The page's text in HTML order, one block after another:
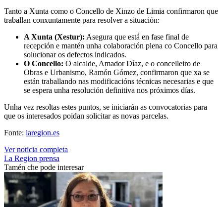
Tanto a Xunta como o Concello de Xinzo de Limia confirmaron que
traballan conxuntamente para resolver a situación:
A Xunta (Xestur): Asegura que está en fase final de
recepción e mantén unha colaboración plena co Concello para
solucionar os defectos indicados.
O Concello: O alcalde, Amador Díaz, e o concelleiro de
Obras e Urbanismo, Ramón Gómez, confirmaron que xa se
están traballando nas modificacións técnicas necesarias e que
se espera unha resolución definitiva nos próximos días.
Unha vez resoltas estes puntos, se iniciarán as convocatorias para
que os interesados poidan solicitar as novas parcelas.
Fonte: laregion.es
Ver noticia completa
La Region prensa
Tamén che pode interesar